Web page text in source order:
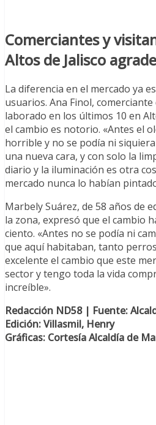
Comerciantes y
Altos de Jalisco
La diferencia en el mercado ya
usuarios. Ana Finol,
laborado en los últimos 10 en
el cambio es notorio. «Antes el
horrible y no se podía ni
una nueva cara, y con solo la
diario y la iluminación es otra
mercado nunca lo habían
Marbely Suárez, de 58 años de
la zona, expresó que el cambio
ciento. «Antes no se podía ni
que aquí habitaban, tanto
excelente el cambio que este
sector y tengo toda la vida
increíble».
Redacción ND58 | Fuente:
Edición: Villasmil, Henry
Gráficas: Cortesía Alcaldía de